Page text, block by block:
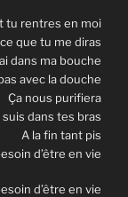
tu rentres en moi
que tu me diras
dans ma bouche
avec la douche
Ça nous purifiera
dans tes bras
A la fin tant pis
d’être en vie
d’être en vie